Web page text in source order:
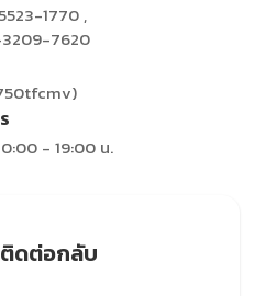
1770 ,
7620
- 19:00 น.
ติดต่อกลับ